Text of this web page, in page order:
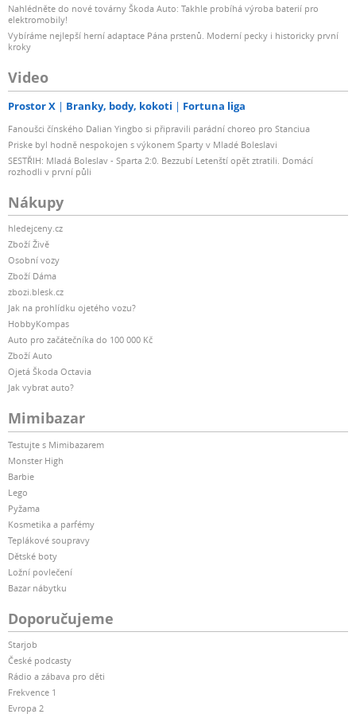
Nahlédněte do nové továrny Škoda Auto: Takhle probíhá výroba baterií pro
elektromobily!
Vybíráme nejlepší herní adaptace Pána prstenů. Moderní pecky i historicky první
kroky
Video
Prostor X Branky, body, kokoti Fortuna liga
Fanoušci čínského Dalian Yingbo si připravili parádní choreo pro Stanciua
Priske byl hodně nespokojen s výkonem Sparty v Mladé Boleslavi
SESTŘIH: Mladá Boleslav - Sparta 2:0. Bezzubí Letenští opět ztratili. Domácí
rozhodli v první půli
Nákupy
hledejceny.cz
Zboží Živě
Osobní vozy
Zboží Dáma
zbozi.blesk.cz
Jak na prohlídku ojetého vozu?
HobbyKompas
Auto pro začátečníka do 100 000 Kč
Zboží Auto
Ojetá Škoda Octavia
Jak vybrat auto?
Mimibazar
Testujte s Mimibazarem
Monster High
Barbie
Lego
Pyžama
Kosmetika a parfémy
Teplákové soupravy
Dětské boty
Ložní povlečení
Bazar nábytku
Doporučujeme
Starjob
České podcasty
Rádio a zábava pro děti
Frekvence 1
Evropa 2